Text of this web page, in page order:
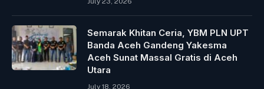
Semarak Khitan Ceria, YBM PLN UPT
Banda Aceh Gandeng Yakesma
Aceh Sunat Massal Gratis di Aceh
Utara
July 18, 2026